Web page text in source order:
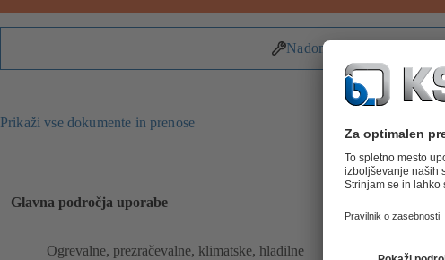
Nadomestni deli
Prikaži vse dokumente in prenose
Glavna področja uporabe
Ogrevalne, prezračevalne, klimatske, hladilne